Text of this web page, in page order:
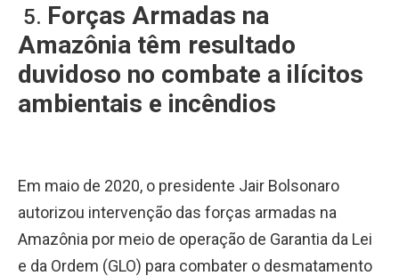
5. Forças Armadas na
Amazônia têm resultado
duvidoso no combate a ilícitos
ambientais e incêndios
Em maio de 2020, o presidente Jair Bolsonaro
autorizou intervenção das forças armadas na
Amazônia por meio de operação de Garantia da Lei
e da Ordem (GLO) para combater o desmatamento